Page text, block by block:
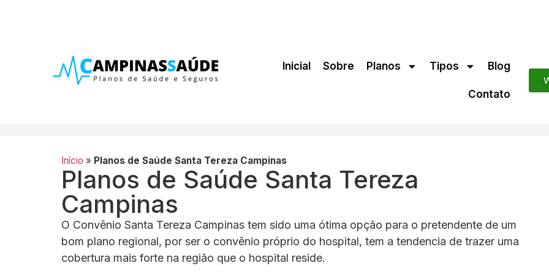
Inicial Sobre Planos Tipos Blog
Contato
Início » Planos de Saúde Santa Tereza Campinas
Planos de Saúde Santa Tereza
Campinas
O Convênio Santa Tereza Campinas tem sido uma ótima opção para o pretendente de um
bom plano regional, por ser o convênio próprio do hospital, tem a tendencia de trazer uma
cobertura mais forte na região que o hospital reside.